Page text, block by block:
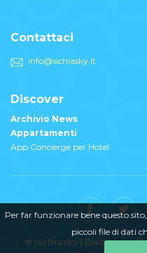
Per far funzionare bene questo
piccoli file di dati
Contattaci
info@ischiasky.it
Discover
Archivio News
Appartamenti
App Concierge per Hotel
© Ischiasky | Disclaimer/